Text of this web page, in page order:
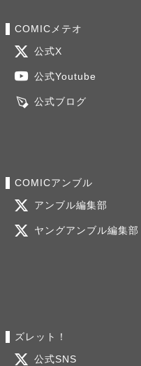
COMICメテオ
公式X
公式Youtube
公式ブログ
COMICアンブル
アンブル編集部
ヤングアンブル編集部
ズレット！
公式SNS